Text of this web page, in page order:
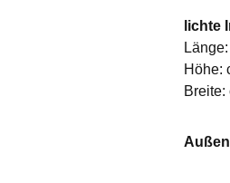
lichte
Höhe:
Breite: